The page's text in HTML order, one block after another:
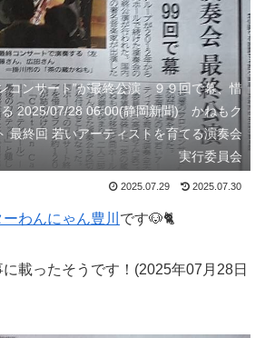
コンサート”が最終公演 ９９回で幕、惜
る 2025/07/28 06:00(静岡新聞) かねもク
最終回 若いアーティストを育てる演奏会
実行委員会
2025.07.29 2025.07.30
わんにゃん豊川 です🐶🐈
に載ったそうです！(2025年07月28日